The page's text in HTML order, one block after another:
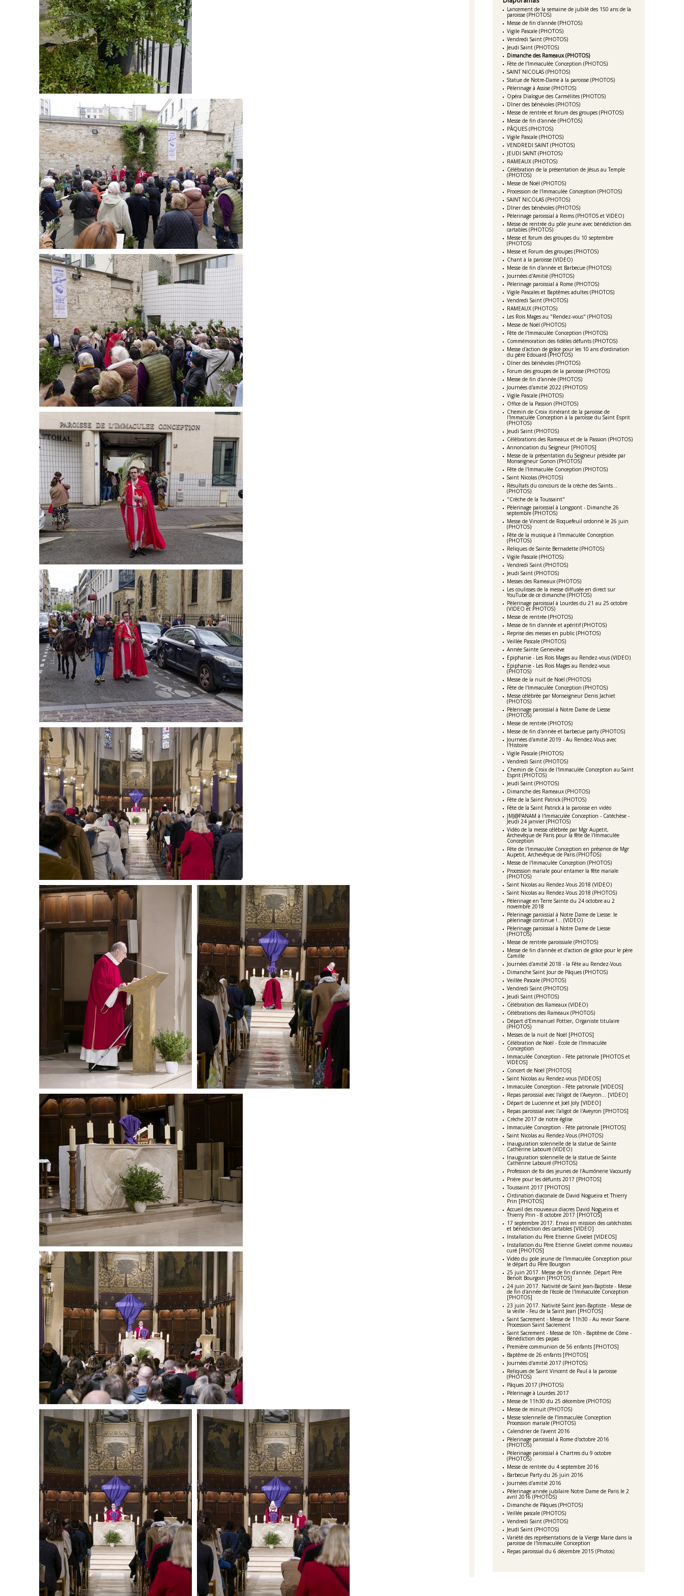
Lancement de la semaine de jubilé des 150 ans de la
paroisse (PHOTOS)
Messe de fin d'année (PHOTOS)
Vigile Pascale (PHOTOS)
Vendredi Saint (PHOTOS)
Jeudi Saint (PHOTOS)
Dimanche des Rameaux (PHOTOS)
Fête de l'Immaculée Conception (PHOTOS)
SAINT NICOLAS (PHOTOS)
Statue de Notre-Dame à la paroisse (PHOTOS)
Pèlerinage à Assise (PHOTOS)
Opéra Dialogue des Carmélites (PHOTOS)
Dîner des bénévoles (PHOTOS)
Messe de rentrée et forum des groupes (PHOTOS)
Messe de fin d'année (PHOTOS)
PÂQUES (PHOTOS)
Vigile Pascale (PHOTOS)
VENDREDI SAINT (PHOTOS)
JEUDI SAINT (PHOTOS)
RAMEAUX (PHOTOS)
Célébration de la présentation de Jésus au Temple
(PHOTOS)
Messe de Noël (PHOTOS)
Procession de l'Immaculée Conception (PHOTOS)
SAINT NICOLAS (PHOTOS)
Dîner des bénévoles (PHOTOS)
Pèlerinage paroissial à Reims (PHOTOS et VIDEO)
Messe de rentrée du pôle jeune avec bénédiction des
cartables (PHOTOS)
Messe et forum des groupes du 10 septembre
(PHOTOS)
Messe et Forum des groupes (PHOTOS)
Chant à la paroisse (VIDEO)
Messe de fin d'année et Barbecue (PHOTOS)
Journées d'Amitié (PHOTOS)
Pèlerinage paroissial à Rome (PHOTOS)
Vigile Pascales et Baptêmes adultes (PHOTOS)
Vendredi Saint (PHOTOS)
RAMEAUX (PHOTOS)
Les Rois Mages au "Rendez-vous" (PHOTOS)
Messe de Noël (PHOTOS)
Fête de l'Immaculée Conception (PHOTOS)
Commémoration des fidèles défunts (PHOTOS)
Messe d'action de grâce pour les 10 ans d'ordination
du père Edouard (PHOTOS)
Dîner des bénévoles (PHOTOS)
Forum des groupes de la paroisse (PHOTOS)
Messe de fin d'année (PHOTOS)
Journées d'amitié 2022 (PHOTOS)
Vigile Pascale (PHOTOS)
Office de la Passion (PHOTOS)
Chemin de Croix itinérant de la paroisse de
l'Immaculée Conception à la paroisse du Saint Esprit
(PHOTOS)
Jeudi Saint (PHOTOS)
Célèbrations des Rameaux et de la Passion (PHOTOS)
Annonciation du Seigneur [PHOTOS]
Messe de la présentation du Seigneur présidée par
Monseigneur Gonon (PHOTOS)
Fête de l'Immaculée Conception (PHOTOS)
Saint Nicolas (PHOTOS)
Résultats du concours de la crèche des Saints...
(PHOTOS)
"Crèche de la Toussaint"
Pèlerinage paroissial à Longpont - Dimanche 26
septembre (PHOTOS)
Messe de Vincent de Roquefeuil ordonné le 26 juin
(PHOTOS)
Fête de la musique à l'Immaculée Conception
(PHOTOS)
Reliques de Sainte Bernadette (PHOTOS)
Vigile Pascale (PHOTOS)
Vendredi Saint (PHOTOS)
Jeudi Saint (PHOTOS)
Messes des Rameaux (PHOTOS)
Les coulisses de la messe diffusée en direct sur
YouTube de ce dimanche (PHOTOS)
Pèlerinage paroissial à Lourdes du 21 au 25 octobre
(VIDEO et PHOTOS)
Messe de rentrée (PHOTOS)
Messe de fin d'année et apéritif (PHOTOS)
Reprise des messes en public (PHOTOS)
Veillée Pascale (PHOTOS)
Année Sainte Geneviève
Epiphanie - Les Rois Mages au Rendez-vous (VIDEO)
Epiphanie - Les Rois Mages au Rendez-vous
(PHOTOS)
Messe de la nuit de Noël (PHOTOS)
Fête de l'Immaculée Conception (PHOTOS)
Messe célébrée par Monseigneur Denis Jachiet
(PHOTOS)
Pèlerinage paroissial à Notre Dame de Liesse
(PHOTOS)
Messe de rentrée (PHOTOS)
Messe de fin d'année et barbecue party (PHOTOS)
Journées d'amitié 2019 - Au Rendez-Vous avec
l'Histoire
Vigile Pascale (PHOTOS)
Vendredi Saint (PHOTOS)
Chemin de Croix de l'Immaculée Conception au Saint
Esprit (PHOTOS)
Jeudi Saint (PHOTOS)
Dimanche des Rameaux (PHOTOS)
Fête de la Saint Patrick (PHOTOS)
Fête de la Saint Patrick à la paroisse en vidéo
JMJ@PANAM à l'Immaculée Conception - Catéchèse -
Jeudi 24 janvier (PHOTOS)
Vidéo de la messe célébrée par Mgr Aupetit,
Archevêque de Paris pour la fête de l'Immaculée
Conception
Fête de l'Immaculée Conception en présence de Mgr
Aupetit, Archevêque de Paris (PHOTOS)
Messe de l'Immaculée Conception (PHOTOS)
Procession mariale pour entamer la fête mariale
(PHOTOS)
Saint Nicolas au Rendez-Vous 2018 (VIDEO)
Saint Nicolas au Rendez-Vous 2018 (PHOTOS)
Pèlerinage en Terre Sainte du 24 octobre au 2
novembre 2018
Pèlerinage paroissial à Notre Dame de Liesse: le
pèlerinage continue !... (VIDEO)
Pèlerinage paroissial à Notre Dame de Liesse
(PHOTOS)
Messe de rentrée paroissiale (PHOTOS)
Messe de fin d'année et d'action de grâce pour le père
Camille
Journées d'amitié 2018 - la Fête au Rendez-Vous
Dimanche Saint Jour de Pâques (PHOTOS)
Veillée Pascale (PHOTOS)
Vendredi Saint (PHOTOS)
Jeudi Saint (PHOTOS)
Célébration des Rameaux (VIDEO)
Célébrations des Rameaux (PHOTOS)
Départ d'Emmanuel Pottier, Organiste titulaire
(PHOTOS)
Messes de la nuit de Noël [PHOTOS]
Célébration de Noël - Ecole de l'Immaculée
Conception
Immaculée Conception - Fête patronale [PHOTOS et
VIDEOS]
Concert de Noël [PHOTOS]
Saint Nicolas au Rendez-vous [VIDEOS]
Immaculée Conception - Fête patronale [VIDEOS]
Repas paroissial avec l'aligot de l'Aveyron... [VIDEO]
Départ de Lucienne et Joël Joly [VIDEO]
Repas paroissial avec l'aligot de l'Aveyron [PHOTOS]
Crèche 2017 de notre église
Immaculée Conception - Fête patronale [PHOTOS]
Saint Nicolas au Rendez-Vous (PHOTOS)
Inauguration solennelle de la statue de Sainte
Catherine Labouré (VIDEO)
Inauguration solennelle de la statue de Sainte
Catherine Labouré (PHOTOS)
Profession de foi des jeunes de l'Aumônerie Vacourdy
Prière pour les défunts 2017 [PHOTOS]
Toussaint 2017 [PHOTOS]
Ordination diaconale de David Nogueira et Thierry
Prin [PHOTOS]
Accueil des nouveaux diacres David Nogueira et
Thierry Prin - 8 octobre 2017 [PHOTOS]
17 septembre 2017. Envoi en mission des catéchistes
et bénédiction des cartables [VIDEO]
Installation du Père Etienne Givelet [VIDEOS]
Installation du Père Etienne Givelet comme nouveau
curé [PHOTOS]
Vidéo du pole jeune de l'Immaculée Conception pour
le départ du Père Bourgoin
25 juin 2017. Messe de fin d'année. Départ Père
Benoît Bourgoin [PHOTOS]
24 juin 2017. Nativité de Saint Jean-Baptiste - Messe
de fin d'année de l'école de l'Immaculée Conception
[PHOTOS]
23 juin 2017. Nativité Saint Jean-Baptiste - Messe de
la veille - Feu de la Saint Jean [PHOTOS]
Saint Sacrement - Messe de 11h30 - Au revoir Soane.
Procession Saint Sacrement
Saint Sacrement - Messe de 10h - Baptême de Côme -
Bénédiction des papas
Première communion de 56 enfants [PHOTOS]
Baptême de 26 enfants [PHOTOS]
Journées d'amitié 2017 (PHOTOS)
Reliques de Saint Vincent de Paul à la paroisse
(PHOTOS)
Pâques 2017 (PHOTOS)
Pèlerinage à Lourdes 2017
Messe de 11h30 du 25 décembre (PHOTOS)
Messe de minuit (PHOTOS)
Messe solennelle de l’Immaculée Conception
Procession mariale (PHOTOS)
Calendrier de l'avent 2016
Pèlerinage paroissial à Rome d'octobre 2016
(PHOTOS)
Pèlerinage paroissial à Chartres du 9 octobre
(PHOTOS)
Messe de rentrée du 4 septembre 2016
Barbecue Party du 26 juin 2016
Journées d'amitié 2016
Pèlerinage année jubilaire Notre Dame de Paris le 2
avril 2016 (PHOTOS)
Dimanche de Pâques (PHOTOS)
Veillée pascale (PHOTOS)
Vendredi Saint (PHOTOS)
Jeudi Saint (PHOTOS)
Variété des représentations de la Vierge Marie dans la
paroisse de l'Immaculée Conception
Repas paroissial du 6 décembre 2015 (Photos)